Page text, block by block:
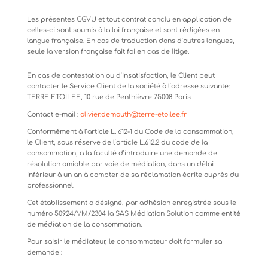
Les présentes CGVU et tout contrat conclu en application de
celles-ci sont soumis à la loi française et sont rédigées en
langue française. En cas de traduction dans d’autres langues,
seule la version française fait foi en cas de litige.
En cas de contestation ou d’insatisfaction, le Client peut
contacter le Service Client de la société à l’adresse suivante:
TERRE ETOILEE, 10 rue de Penthièvre 75008 Paris
Contact e-mail : olivier.demouth@terre-etoilee.fr
Conformément à l’article L. 612-1 du Code de la consommation,
le Client, sous réserve de l’article L.612.2 du code de la
consommation, a la faculté d’introduire une demande de
résolution amiable par voie de médiation, dans un délai
inférieur à un an à compter de sa réclamation écrite auprès du
professionnel.
Cet établissement a désigné, par adhésion enregistrée sous le
numéro 50924/VM/2304 la SAS Médiation Solution comme entité
de médiation de la consommation.
Pour saisir le médiateur, le consommateur doit formuler sa
demande :